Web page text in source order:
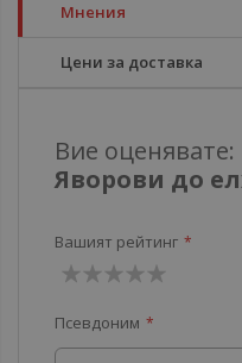
Мнения
Цени за доставка
Вие оценявате:
Яворови до
Вашият рейтинг
звезда
звезди
звезди
звезди
звезди
Псевдоним